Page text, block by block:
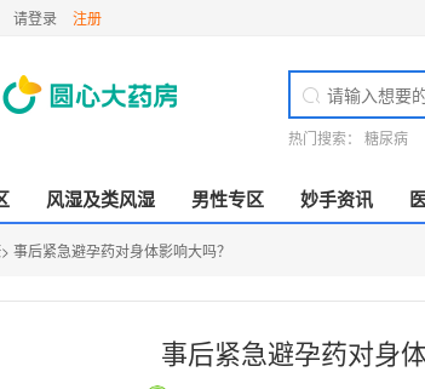
请登录 注册
热门搜索： 糖尿病
风湿及类风湿 男性专区 妙手资讯
> 事后紧急避孕药对身体影响大吗？
事后紧急避孕药对身